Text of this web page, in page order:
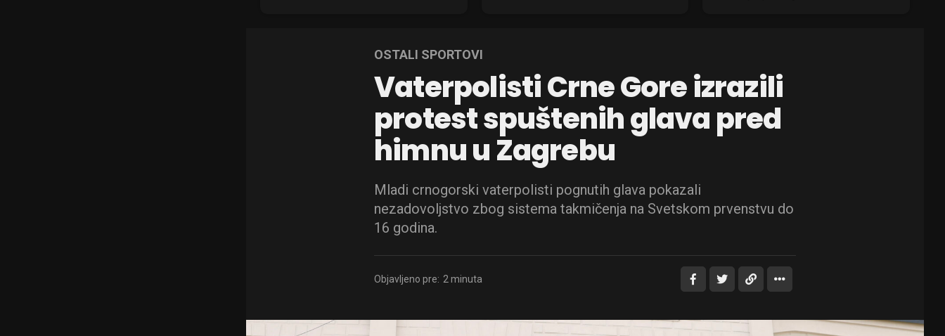
OSTALI SPORTOVI
Vaterpolisti Crne Gore izrazili
protest spuštenih glava pred
himnu u Zagrebu
Mladi crnogorski vaterpolisti pognutih glava pokazali
nezadovoljstvo zbog sistema takmičenja na Svetskom prvenstvu do
16 godina.
Objavljeno pre: 2 minuta